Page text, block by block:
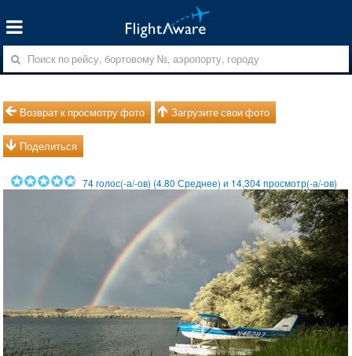
Возврат к просмотру фото Загрузите свои фото
Поделиться
74голос(-а/-ов) (4.80 Среднее) и 14,304просмотр(-а/-ов)